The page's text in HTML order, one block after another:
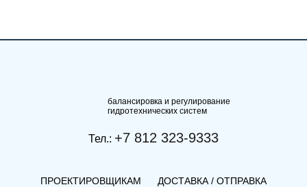
балансировка и регулирование
гидротехнических систем
Тел.: +7 812 323-9333
ПРОЕКТИРОВЩИКАМ ДОСТАВКА / ОТПРАВКА